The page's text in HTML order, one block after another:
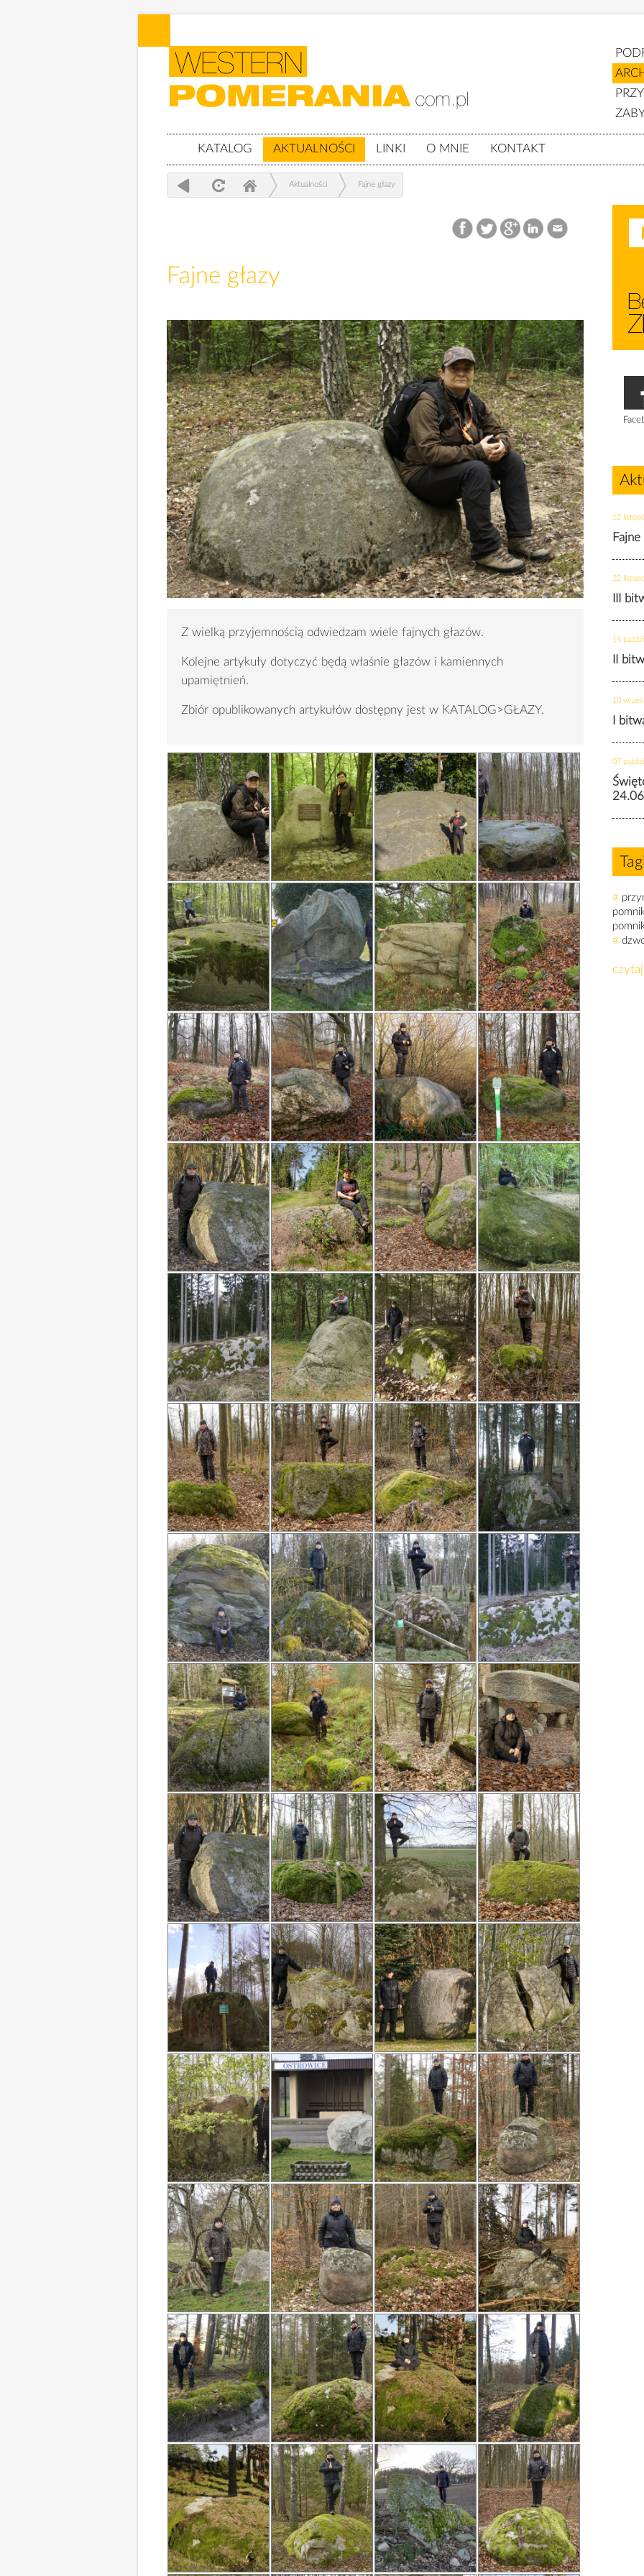
KATALOG AKTUALNOŚCI LINKI O MNIE KONTAKT
Aktualności Fajne głazy
Fajne głazy
Z wielką przyjemnością odwiedzam wiele fajnych głazów.
Kolejne artykuły dotyczyć będą właśnie głazów i kamiennych
upamiętnień.
Zbiór opublikowanych artykułów dostępny jest w KATALOG>GŁAZY.
12
Fajne
22
III
14
II
10
I
07
#
#